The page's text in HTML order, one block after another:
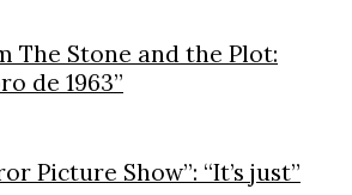
The Stone and the Plot:
de 1963”
Picture Show”: “It’s just”